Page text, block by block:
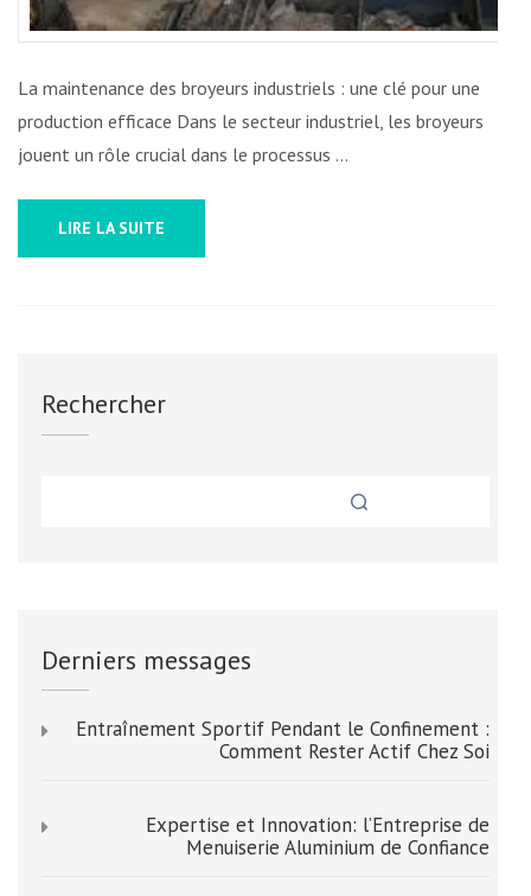
La maintenance des broyeurs industriels : une clé pour une
production efficace Dans le secteur industriel, les broyeurs
jouent un rôle crucial dans le processus …
LIRE LA SUITE
Rechercher
Derniers messages
Entraînement Sportif Pendant le Confinement :
Comment Rester Actif Chez Soi
Expertise et Innovation: l’Entreprise de
Menuiserie Aluminium de Confiance